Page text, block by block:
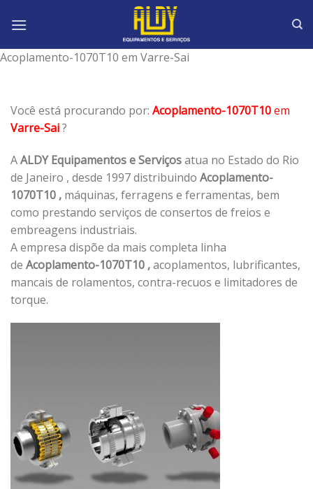
Acoplamento-1070T10 em Varre-Sai
Você está procurando por: Acoplamento-1070T10em
Varre-Sai?
AALDY Equipamentos e Serviçosatua no Estado do Rio
de Janeiro , desde 1997 distribuindo Acoplamento-
1070T10 , máquinas, ferragens e ferramentas, bem
como prestando serviços de consertos de freios e
embreagens industriais.
A empresa dispõe da mais completa linha
de Acoplamento-1070T10 ,acoplamentos, lubrificantes,
mancais de rolamentos, contra-recuos e limitadores de
torque.